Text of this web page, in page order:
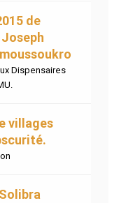
de
Dispensaires
villages